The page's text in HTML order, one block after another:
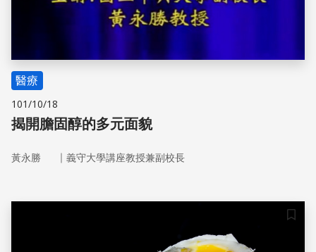
醫療
101/10/18
揭開膽固醇的多元面貌
黃永勝 ｜ 義守大學講座教授兼副校長
儲存